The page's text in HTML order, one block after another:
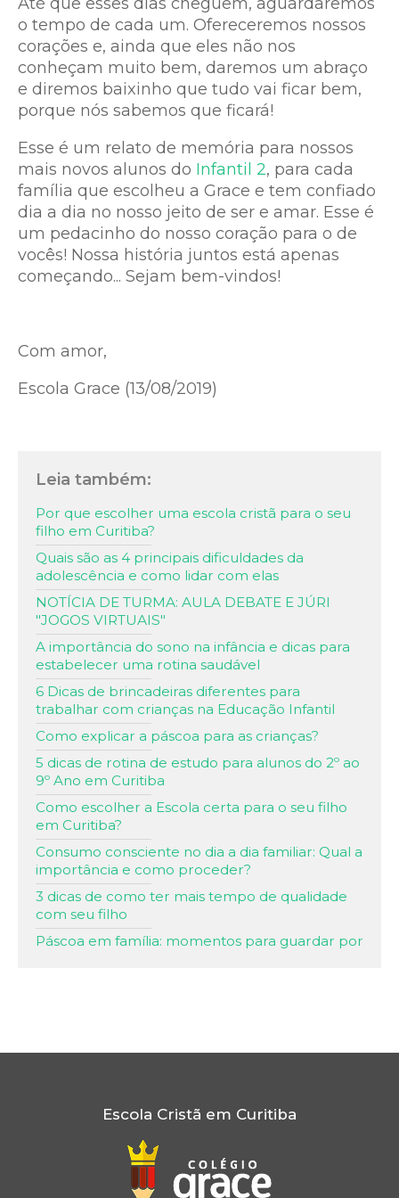
Leia também:
Por que escolher uma escola cristã para o seu
filho em Curitiba?
Quais são as 4 principais dificuldades da
adolescência e como lidar com elas
NOTÍCIA DE TURMA: AULA DEBATE E JÚRI
"JOGOS VIRTUAIS"
A importância do sono na infância e dicas para
estabelecer uma rotina saudável
6 Dicas de brincadeiras diferentes para
trabalhar com crianças na Educação Infantil
Como explicar a páscoa para as crianças?
5 dicas de rotina de estudo para alunos do 2º ao
9º Ano em Curitiba
Como escolher a Escola certa para o seu filho
em Curitiba?
Consumo consciente no dia a dia familiar: Qual a
importância e como proceder?
3 dicas de como ter mais tempo de qualidade
com seu filho
Páscoa em família: momentos para guardar por
Pais, como ajudar as crianças a lidar com o
As 5 Solas da Reforma Protestante
Alerta: Coronavírus
o tempo de cada um. Ofereceremos nossos
corações e, ainda que eles não nos
conheçam muito bem, daremos um abraço
e diremos baixinho que tudo vai ficar bem,
porque nós sabemos que ficará!
Esse é um relato de memória para nossos
mais novos alunos do Infantil 2, para cada
família que escolheu a Grace e tem confiado
dia a dia no nosso jeito de ser e amar. Esse é
um pedacinho do nosso coração para o de
vocês! Nossa história juntos está apenas
começando... Sejam bem-vindos!
Com amor,
Escola Grace (13/08/2019)
Escola Cristã em Curitiba